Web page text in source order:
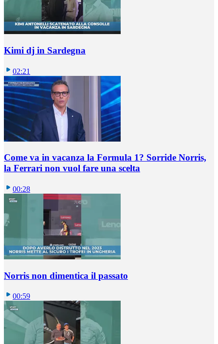
Kimi dj in Sardegna
02:21
Come va in vacanza la Formula 1? Sorride Norris,
la Ferrari non vuol fare una scelta
00:28
Norris non dimentica il passato
00:59